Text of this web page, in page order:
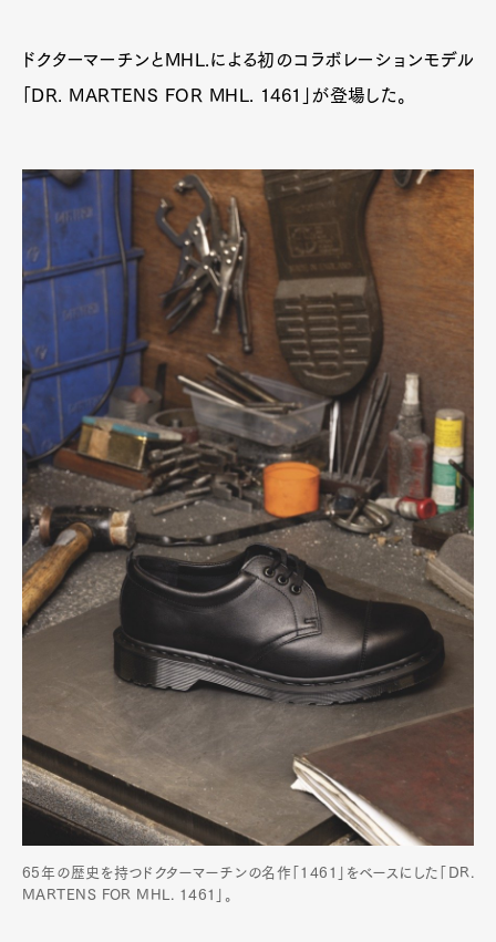
ドクターマーチンとMHL.による初のコラボレーションモデル
「DR. MARTENS FOR MHL. 1461」が登場した。
65年の歴史を持つドクターマーチンの名作「1461」をベースにした「DR.
MARTENS FOR MHL. 1461」。